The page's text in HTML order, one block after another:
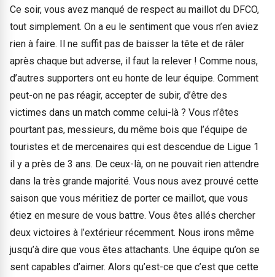
Ce soir, vous avez manqué de respect au maillot du DFCO,
tout simplement. On a eu le sentiment que vous n’en aviez
rien à faire. Il ne suffit pas de baisser la tête et de râler
après chaque but adverse, il faut la relever ! Comme nous,
d’autres supporters ont eu honte de leur équipe. Comment
peut-on ne pas réagir, accepter de subir, d’être des
victimes dans un match comme celui-là ? Vous n’êtes
pourtant pas, messieurs, du même bois que l’équipe de
touristes et de mercenaires qui est descendue de Ligue 1
il y a près de 3 ans. De ceux-là, on ne pouvait rien attendre
dans la très grande majorité. Vous nous avez prouvé cette
saison que vous méritiez de porter ce maillot, que vous
étiez en mesure de vous battre. Vous êtes allés chercher
deux victoires à l’extérieur récemment. Nous irons même
jusqu’à dire que vous êtes attachants. Une équipe qu’on se
sent capables d’aimer. Alors qu’est-ce que c’est que cette